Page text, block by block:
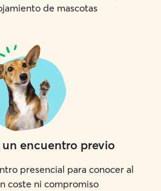
de mascotas
un encuentro previo
presencial para conocer al
coste ni compromiso